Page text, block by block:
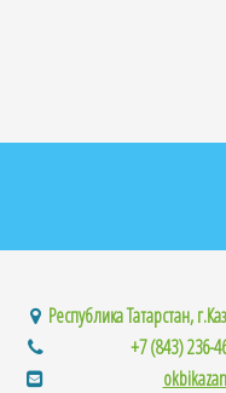
Республика Татарстан,
+7 (843) 236-